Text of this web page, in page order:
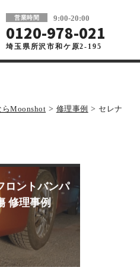
営業時間 9:00-20:00
0120-978-021
埼玉県所沢市和ケ原2-195
らMoonshot > 修理事例 > セレナ
ロントバンパ
修理事例